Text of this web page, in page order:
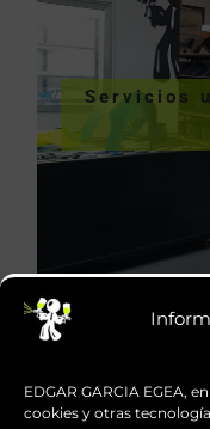
EDGAR GARCIA EGEA,
cookies y otras
Servicios
VER